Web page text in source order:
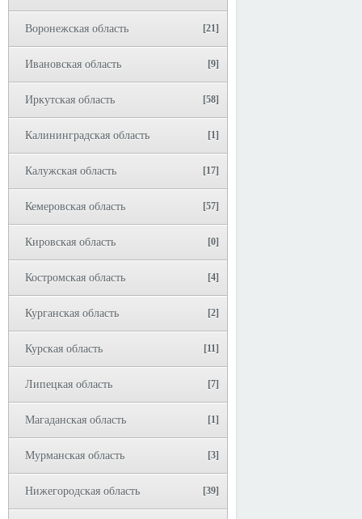
Воронежская область [21]
Ивановская область [9]
Иркутская область [58]
Калининградская область [1]
Калужская область [17]
Кемеровская область [57]
Кировская область [0]
Костромская область [4]
Курганская область [2]
Курская область [11]
Липецкая область [7]
Магаданская область [1]
Мурманская область [3]
Нижегородская область [39]